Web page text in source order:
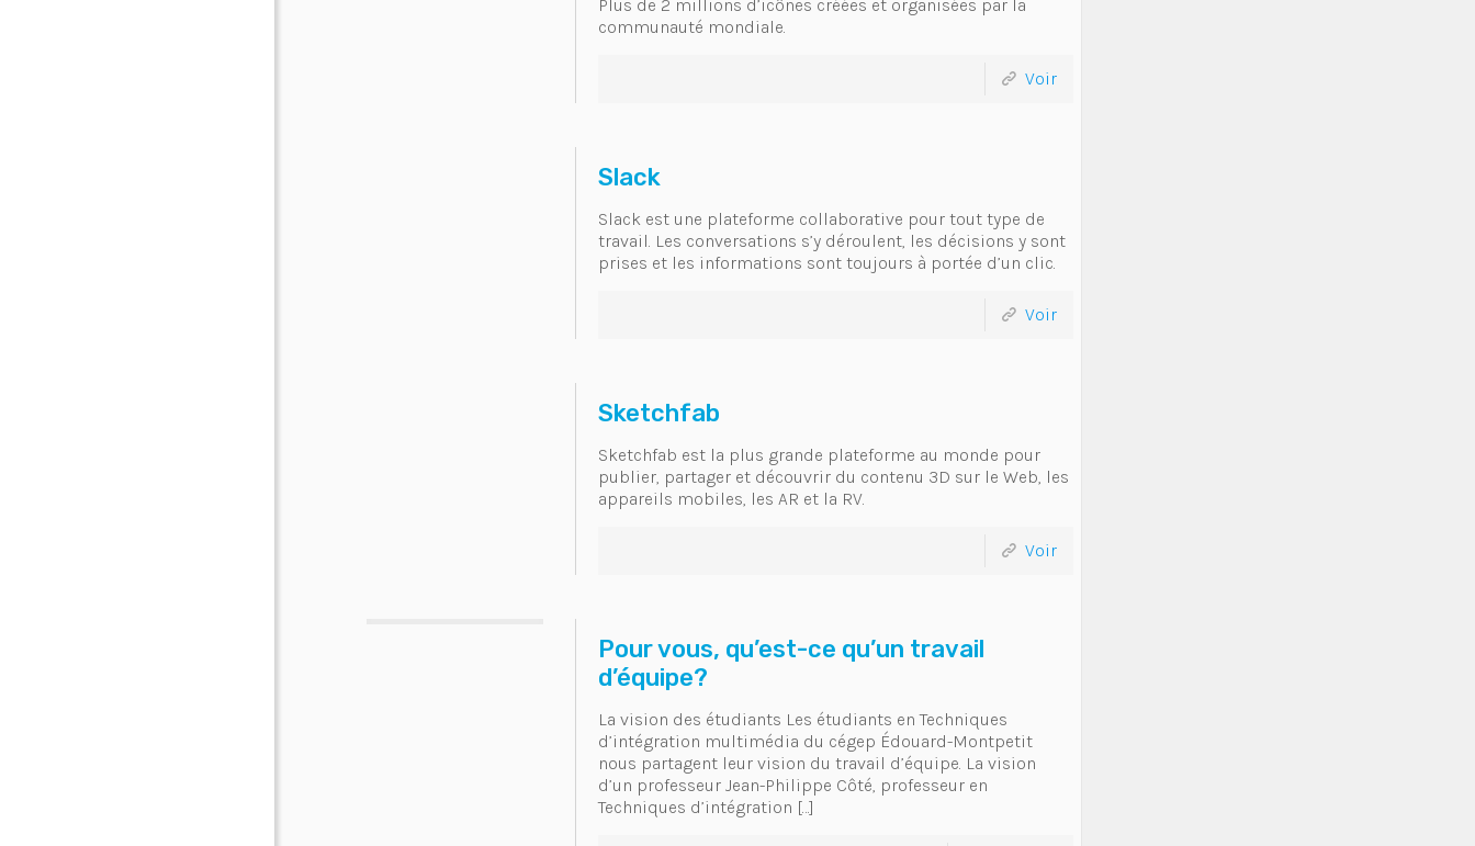
Plus de 2 millions d’icônes créées et organisées par la
communauté mondiale.
Voir
Slack
Slack est une plateforme collaborative pour tout type de
travail. Les conversations s’y déroulent, les décisions y sont
prises et les informations sont toujours à portée d’un clic.
Voir
Sketchfab
Sketchfab est la plus grande plateforme au monde pour
publier, partager et découvrir du contenu 3D sur le Web, les
appareils mobiles, les AR et la RV.
Voir
Pour vous, qu’est-ce qu’un travail
d’équipe?
La vision des étudiants Les étudiants en Techniques
d’intégration multimédia du cégep Édouard-Montpetit
nous partagent leur vision du travail d’équipe. La vision
d’un professeur Jean-Philippe Côté, professeur en
Techniques d’intégration […]